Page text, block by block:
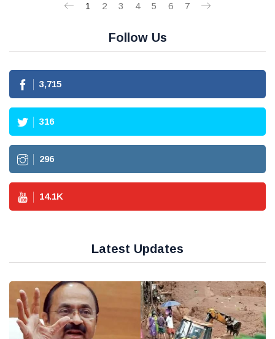
1 2 3 4 5 6 7
Follow Us
3,715
316
296
14.1K
Latest Updates